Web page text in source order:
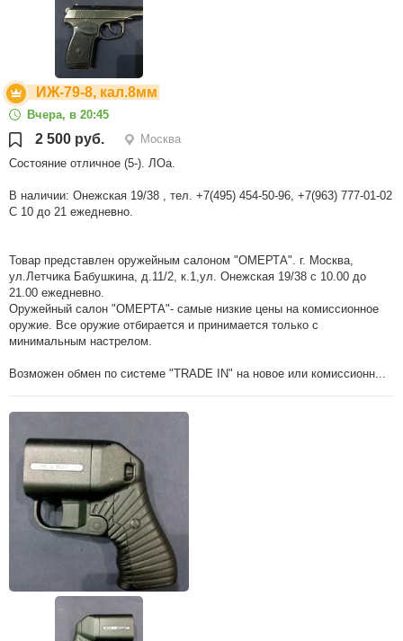
ИЖ-79-8, кал.8мм
Вчера, в 20:45
2 500 руб.
Москва
Состояние отличное (5-). ЛОа.
В наличии: Онежская 19/38 , тел. +7(495) 454-50-96, +7(963) 777-01-02
С 10 до 21 ежедневно.
Товар представлен оружейным салоном "ОМЕРТА". г. Москва,
ул.Летчика Бабушкина, д.11/2, к.1,ул. Онежская 19/38 с 10.00 до
21.00 ежедневно.
Оружейный салон "ОМЕРТА"- самые низкие цены на комиссионное
оружие. Все оружие отбирается и принимается только с
минимальным настрелом.
Возможен обмен по системе "TRADE IN" на новое или комиссионн...